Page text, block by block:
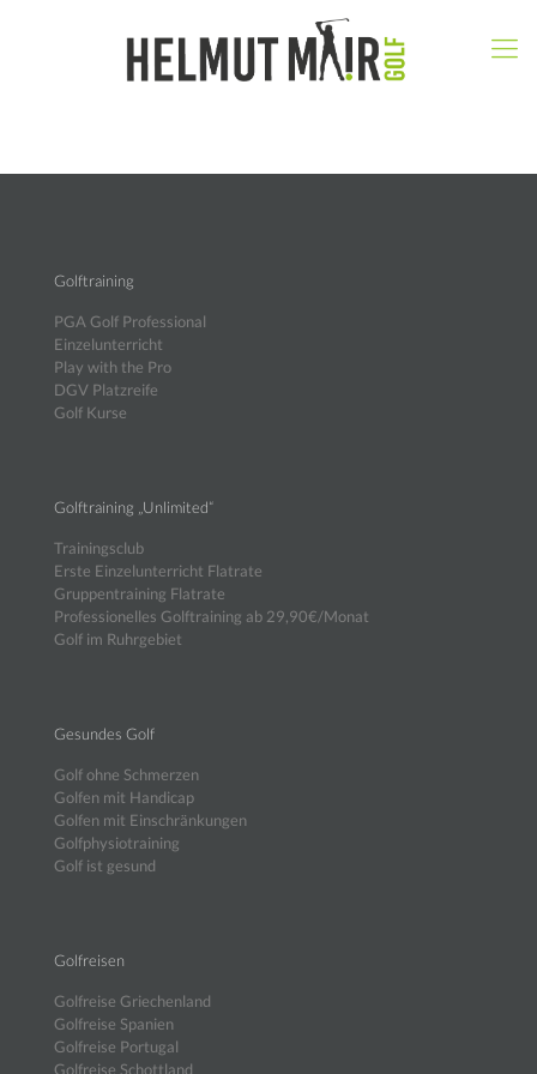
Golftraining
PGA Golf Professional
Einzelunterricht
Play with the Pro
DGV Platzreife
Golf Kurse
Golftraining „Unlimited“
Trainingsclub
Erste Einzelunterricht Flatrate
Gruppentraining Flatrate
Professionelles Golftraining ab 29,90€/Monat
Golf im Ruhrgebiet
Gesundes Golf
Golf ohne Schmerzen
Golfen mit Handicap
Golfen mit Einschränkungen
Golfphysiotraining
Golf ist gesund
Golfreisen
Golfreise Griechenland
Golfreise Spanien
Golfreise Portugal
Golfreise Schottland